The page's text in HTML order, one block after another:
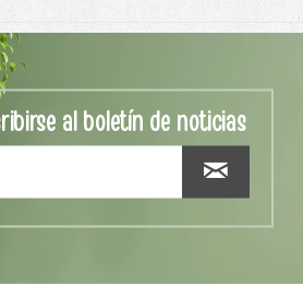
al boletín de noticias